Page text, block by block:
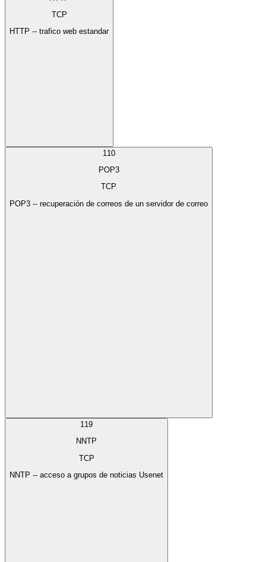
TCP
HTTP -- trafico web estandar
110
POP3
TCP
POP3 -- recuperación de correos de un servidor de correo
119
NNTP
TCP
NNTP -- acceso a grupos de noticias Usenet